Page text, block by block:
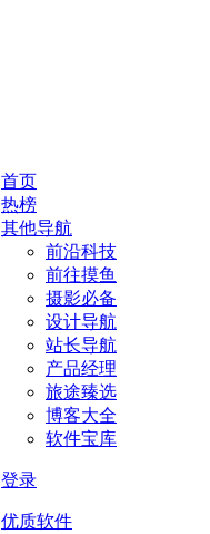
首页
热榜
其他导航
前沿科技
前往摸鱼
摄影必备
设计导航
站长导航
产品经理
旅途臻选
博客大全
软件宝库
登录
优质软件